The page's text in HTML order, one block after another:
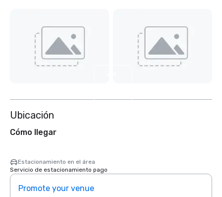
Ubicación
Cómo llegar
Estacionamiento en el área
Servicio de estacionamiento pago
Promote your venue